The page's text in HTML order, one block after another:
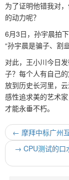
为了证明他错我对
的动力呢？
6月3日，孙宇晨拍
“孙宇晨是骗子、割
对此，王小川今日
子？每个人有自己
放到历史长河里，
感性追求美的艺术
才能永垂不朽。
← 摩拜中标广州
→ CPU测试的口